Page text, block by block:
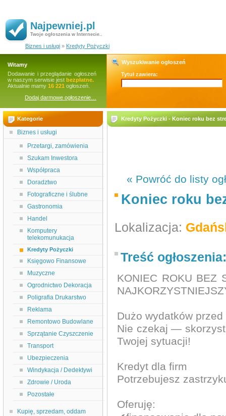
Najpewniej.pl
Twoje ogłoszenia w Internecie..
Biznes i usługi » Kredyty Pożyczki
Witamy
Dodawanie i przeglądanie ogłoszeń
w naszym serwisie jest bezpłatne.
Aktualnie mamy 16 221 ogłoszeń.
Dodaj darmowe ogłoszenie…
Wyszukiwanie ogłoszeń
Tytuł zawiera:
Kategorie
Biznes i usługi
Przetargi, zamówienia
Szukam Inwestora
Współpraca
Doradztwo
Fotograficzne i ślubne
Gastronomia
Handel
Komputery
telekomunukacja
Kredyty Pożyczki
Księgowo Finansowe
Muzyczne
Ogrodnictwo Dekoracja
Poligrafia Drukarstwo
Reklama
Remontowo Budowlane
Sprzątanie Czyszczenie
Transport
Ubezpieczenia
Windykacja / Dedektywi
Zdrowie / Uroda
Pozostałe
Kupię, sprzedam, oddam
Kredyty Pożyczki - Koniec roku bez
« Powróć do listy
Koniec roku
Lokalizacja:
Treść ogłoszenia:
KONIEC ROKU BEZ
Dużo wydatków
Nie czekaj —
Twojej sytuacji!
Kredyt dla firm
Potrzebujesz
Oferuję: